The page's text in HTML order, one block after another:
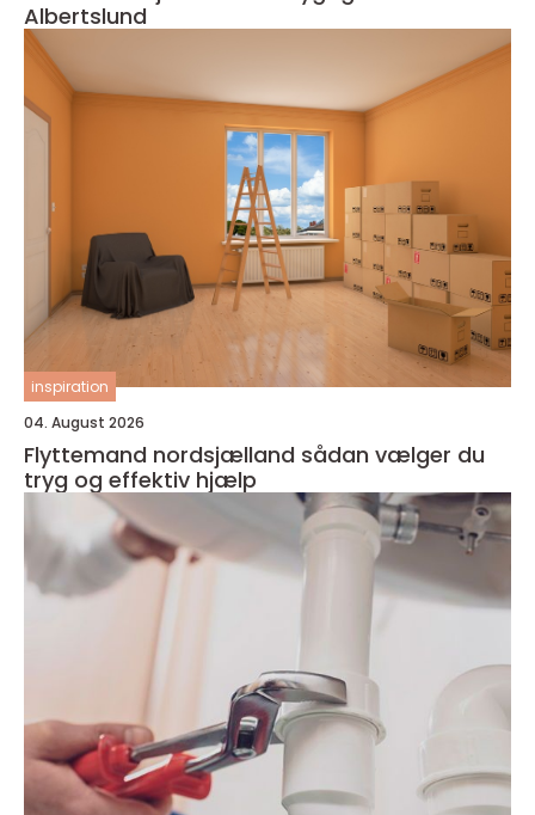
Albertslund
inspiration
04. August 2026
Flyttemand nordsjælland sådan vælger du
tryg og effektiv hjælp